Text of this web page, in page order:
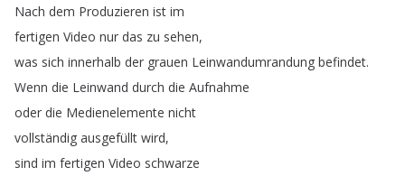
Nach dem Produzieren ist im
fertigen Video nur das zu sehen,
was sich innerhalb der grauen Leinwandumrandung befindet.
Wenn die Leinwand durch die Aufnahme
oder die Medienelemente nicht
vollständig ausgefüllt wird,
sind im fertigen Video schwarze